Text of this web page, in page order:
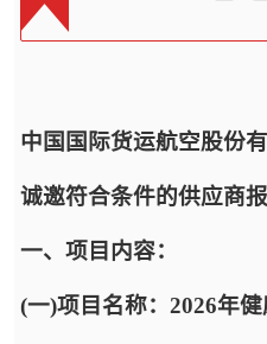
中国国际货运航空股份
诚邀符合条件的供应商报
一、项目内容：
(一)项目名称：2026年